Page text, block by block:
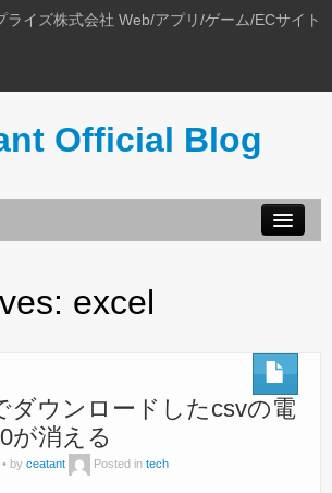
ライズ株式会社 Web/アプリ/ゲーム/ECサイト
Official Blog
excel
ダウンロードしたcsvの電
が消える
by ceatant Posted in tech